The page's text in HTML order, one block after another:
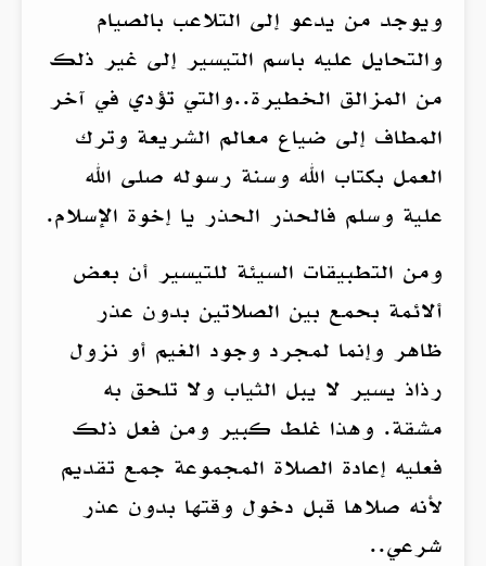
ويوجد من يدعو إلى التلاعب بالصيام
والتحايل عليه باسم التيسير إلى غير ذلك
من المزالق الخطيرة..والتي تؤدي في آخر
المطاف إلى ضياع معالم الشريعة وترك
العمل بكتاب الله وسنة رسوله صلى الله
علية وسلم فالحذر الحذر يا إخوة الإسلام.
ومن التطبيقات السيئة للتيسير أن بعض
ألائمة بحمع بين الصلاتين بدون عذر
ظاهر وإنما لمجرد وجود الغيم أو نزول
رذاذ يسير لا يبل الثياب ولا تلحق به
مشقة. وهذا غلط كبير ومن فعل ذلك
فعليه إعادة الصلاة المجموعة جمع تقديم
لأنه صلاها قبل دخول وقتها بدون عذر
شرعي..